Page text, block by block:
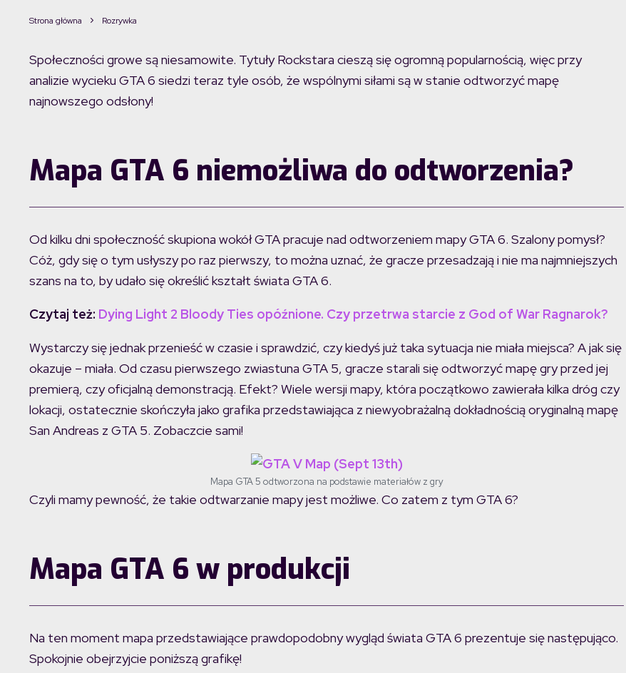
Strona główna Rozrywka
Społeczności growe są niesamowite. Tytuły Rockstara cieszą się ogromną popularnością, więc przy
analizie wycieku GTA 6 siedzi teraz tyle osób, że wspólnymi siłami są w stanie odtworzyć mapę
najnowszego odsłony!
Mapa GTA 6 niemożliwa do odtworzenia?
Od kilku dni społeczność skupiona wokół GTA pracuje nad odtworzeniem mapy GTA 6. Szalony pomysł?
Cóż, gdy się o tym usłyszy po raz pierwszy, to można uznać, że gracze przesadzają i nie ma najmniejszych
szans na to, by udało się określić kształt świata GTA 6.
Czytaj też: Dying Light 2 Bloody Ties opóźnione. Czy przetrwa starcie z God of War Ragnarok?
Wystarczy się jednak przenieść w czasie i sprawdzić, czy kiedyś już taka sytuacja nie miała miejsca? A jak się
okazuje – miała. Od czasu pierwszego zwiastuna GTA 5, gracze starali się odtworzyć mapę gry przed jej
premierą, czy oficjalną demonstracją. Efekt? Wiele wersji mapy, która początkowo zawierała kilka dróg czy
lokacji, ostatecznie skończyła jako grafika przedstawiająca z niewyobrażalną dokładnością oryginalną mapę
San Andreas z GTA 5. Zobaczcie sami!
Mapa GTA 5 odtworzona na podstawie materiałów z gry
Czyli mamy pewność, że takie odtwarzanie mapy jest możliwe. Co zatem z tym GTA 6?
Mapa GTA 6 w produkcji
Na ten moment mapa przedstawiające prawdopodobny wygląd świata GTA 6 prezentuje się następująco.
Spokojnie obejrzyjcie poniższą grafikę!